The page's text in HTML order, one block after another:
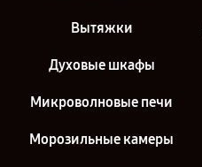
Вытяжки
Духовые шкафы
Микроволновые печи
Морозильные камеры